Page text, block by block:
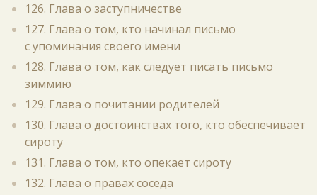
126. Глава о заступничестве
127. Глава о том, кто начинал письмо
с упоминания своего имени
128. Глава о том, как следует писать письмо
зиммию
129. Глава о почитании родителей
130. Глава о достоинствах того, кто обеспечивает
сироту
131. Глава о том, кто опекает сироту
132. Глава о правах соседа